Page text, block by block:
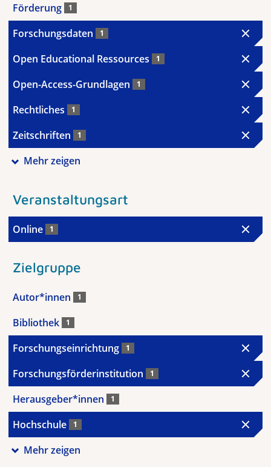
Förderung 1
Forschungsdaten 1
Open Educational Ressources 1
Open-Access-Grundlagen 1
Rechtliches 1
Zeitschriften 1
Mehr zeigen
Veranstaltungsart
Online 1
Zielgruppe
Autor*innen 1
Bibliothek 1
Forschungseinrichtung 1
Forschungsförderinstitution 1
Herausgeber*innen 1
Hochschule 1
Mehr zeigen